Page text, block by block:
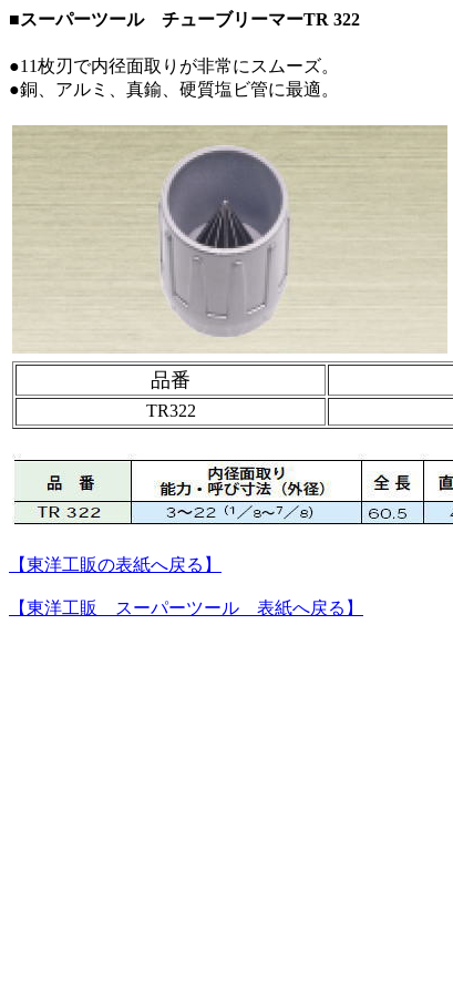
■スーパーツール チューブリーマーTR 322
●11枚刃で内径面取りが非常にスムーズ。
●銅、アルミ、真鍮、硬質塩ビ管に最適。
品番
TR322
【東洋工販の表紙へ戻る】
【東洋工販 スーパーツール 表紙へ戻る 】